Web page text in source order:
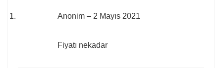
Anonim – 2 Mayıs 2021
Fiyatı nekadar